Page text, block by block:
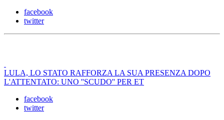
facebook
twitter
LULA, LO STATO RAFFORZA LA SUA PRESENZA DOPO
L'ATTENTATO: UNO ''SCUDO'' PER ET
facebook
twitter